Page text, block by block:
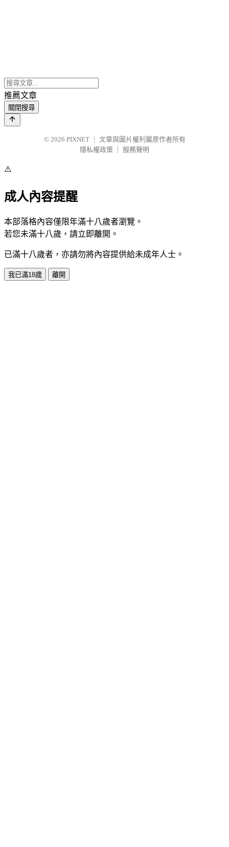
推薦文章
關閉搜尋
© 2026 PIXNET
文章與圖片權利屬原作者所有
隱私權政策
服務聲明
⚠️
成人內容提醒
本部落格內容僅限年滿十八歲者瀏覽。
若您未滿十八歲，請立即離開。
已滿十八歲者，亦請勿將內容提供給未成年人士。
我已滿18歲 離開